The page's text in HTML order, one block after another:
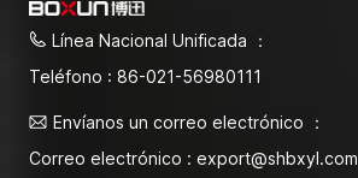
Línea Nacional Unificada ：
Teléfono : 86-021-56980111
Envíanos un correo electrónico ：
Correo electrónico : export@shbxyl.com